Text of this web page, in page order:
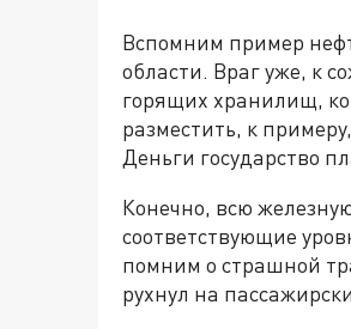
Вспомним пример
области. Враг уже, к
горящих хранилищ,
разместить, к
Деньги государство
Конечно, всю
соответствующие
помним о страшной
рухнул на